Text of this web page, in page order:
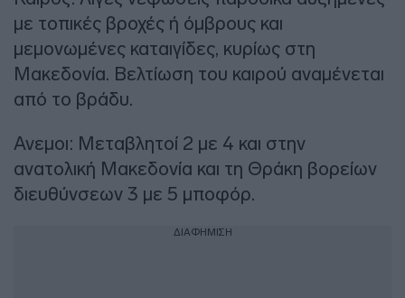
με τοπικές βροχές ή όμβρους και
μεμονωμένες καταιγίδες, κυρίως στη
Μακεδονία. Βελτίωση του καιρού αναμένεται
από το βράδυ.
Ανεμοι: Μεταβλητοί 2 με 4 και στην
ανατολική Μακεδονία και τη Θράκη βορείων
διευθύνσεων 3 με 5 μποφόρ.
ΔΙΑΦΗΜΙΣΗ